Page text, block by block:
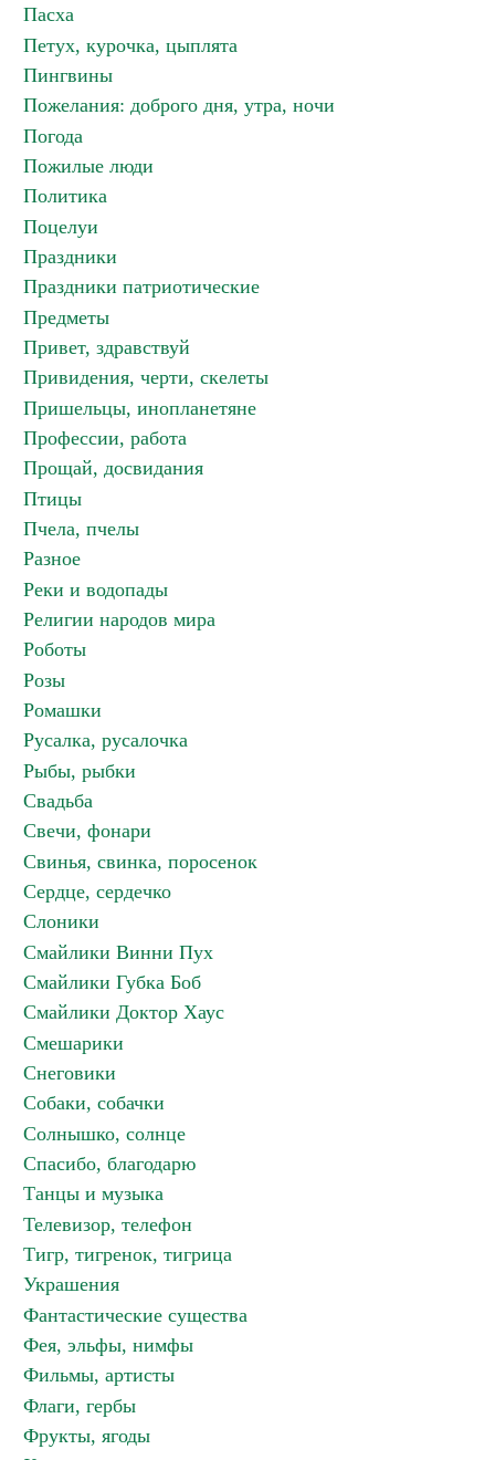
Пасха
Петух, курочка, цыплята
Пингвины
Пожелания: доброго дня, утра, ночи
Погода
Пожилые люди
Политика
Поцелуи
Праздники
Праздники патриотические
Предметы
Привет, здравствуй
Привидения, черти, скелеты
Пришельцы, инопланетяне
Профессии, работа
Прощай, досвидания
Птицы
Пчела, пчелы
Разное
Реки и водопады
Религии народов мира
Роботы
Розы
Ромашки
Русалка, русалочка
Рыбы, рыбки
Свадьба
Свечи, фонари
Свинья, свинка, поросенок
Сердце, сердечко
Слоники
Смайлики Винни Пух
Смайлики Губка Боб
Смайлики Доктор Хаус
Смешарики
Снеговики
Собаки, собачки
Солнышко, солнце
Спасибо, благодарю
Танцы и музыка
Телевизор, телефон
Тигр, тигренок, тигрица
Украшения
Фантастические существа
Фея, эльфы, нимфы
Фильмы, артисты
Флаги, гербы
Фрукты, ягоды